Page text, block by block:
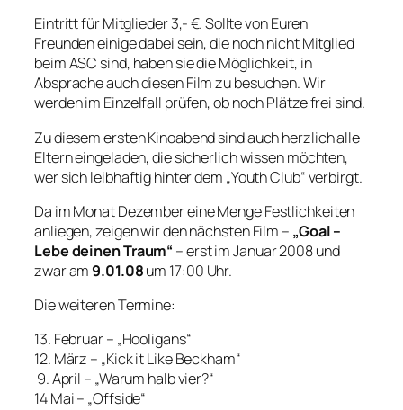
Eintritt für Mitglieder 3,- €. Sollte von Euren
Freunden einige dabei sein, die noch nicht Mitglied
beim ASC sind, haben sie die Möglichkeit, in
Absprache auch diesen Film zu besuchen. Wir
werden im Einzelfall prüfen, ob noch Plätze frei sind.
Zu diesem ersten Kinoabend sind auch herzlich alle
Eltern eingeladen, die sicherlich wissen möchten,
wer sich leibhaftig hinter dem „Youth Club“ verbirgt.
Da im Monat Dezember eine Menge Festlichkeiten
anliegen, zeigen wir den nächsten Film – „Goal –
Lebe deinen Traum“ – erst im Januar 2008 und
zwar am 9.01.08um 17:00 Uhr.
Die weiteren Termine:
13. Februar – „Hooligans“
12. März – „Kick it Like Beckham“
9. April – „Warum halb vier?“
14 Mai – „Offside“